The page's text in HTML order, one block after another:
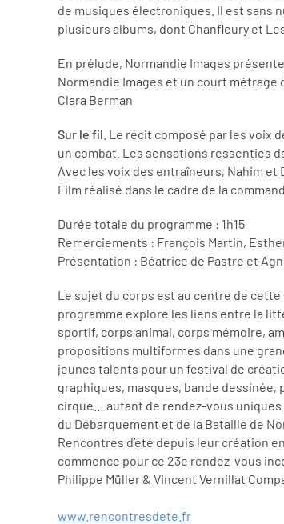
de musiques électroniques. Il est sans
plusieurs albums, dont Chanfleury et
En prélude, Normandie Images
Normandie Images et un court métrage
Clara Berman
Sur le fil . Le récit composé par les voix
un combat. Les sensations ressenties
Avec les voix des entraîneurs, Nahim et
Film réalisé dans le cadre de la
Durée totale du programme : 1h15
Remerciements : François Martin,
Présentation : Béatrice de Pastre et
Le sujet du corps est au centre de
programme explore les liens entre la
sportif, corps animal, corps mémoire,
propositions multiformes dans une
jeunes talents pour un festival de
graphiques, masques, bande
cirque… autant de rendez-vous
du Débarquement et de la Bataille de
Rencontres d’été depuis leur création
commence pour ce 23e rendez-vous
Philippe Müller & Vincent Vernillat
www.rencontresdete.fr